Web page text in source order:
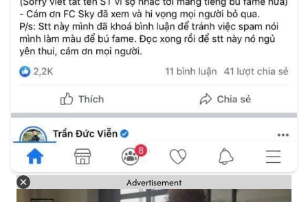
Advertisement